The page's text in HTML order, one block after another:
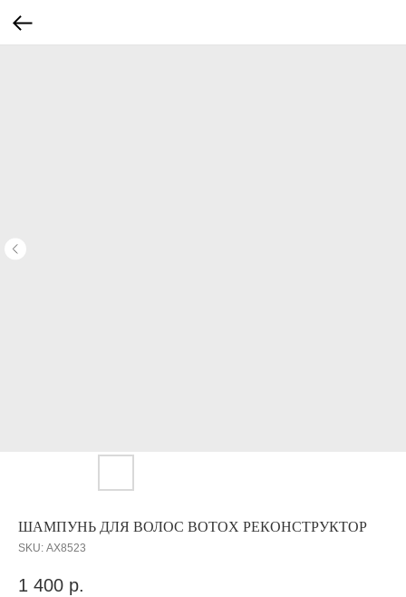
ШАМПУНЬ ДЛЯ ВОЛОС BOTOX РЕКОНСТРУКТОР
SKU: АХ8523
1 400 р.